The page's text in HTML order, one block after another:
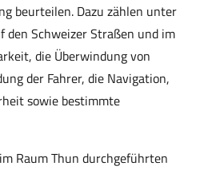
beurteilen. Dazu zählen unter
den Schweizer Straßen und im
die Überwindung von
der Fahrer, die Navigation,
sowie bestimmte
Raum Thun durchgeführten